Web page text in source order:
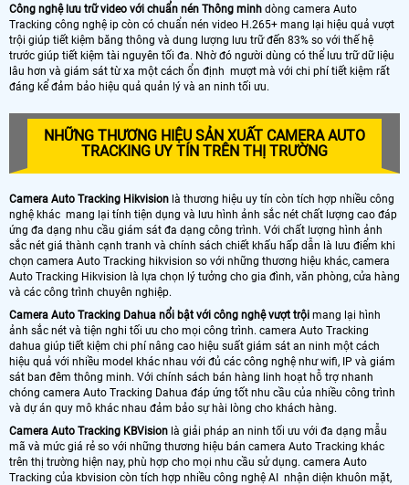
Công nghệ lưu trữ video với chuẩn nén Thông minh dòng camera Auto
Tracking công nghệ ip còn có chuẩn nén video H.265+ mang lại hiệu quả vượt
trội giúp tiết kiệm băng thông và dung lượng lưu trữ đến 83% so với thế hệ
trước giúp tiết kiệm tài nguyên tối đa. Nhờ đó người dùng có thể lưu trữ dữ liệu
lâu hơn và giám sát từ xa một cách ổn định mượt mà với chi phí tiết kiệm rất
đáng kể đảm bảo hiệu quả quản lý và an ninh tối ưu.
NHỮNG THƯƠNG HIỆU SẢN XUẤT CAMERA AUTO
TRACKING UY TÍN TRÊN THỊ TRƯỜNG
Camera Auto Tracking Hikvision là thương hiệu uy tín còn tích hợp nhiều công
nghệ khác mang lại tính tiện dụng và lưu hình ảnh sắc nét chất lượng cao đáp
ứng đa dạng nhu cầu giám sát đa dạng công trình. Với chất lượng hình ảnh
sắc nét giá thành cạnh tranh và chính sách chiết khấu hấp dẫn là lưu điểm khi
chọn camera Auto Tracking hikvision so với những thương hiệu khác, camera
Auto Tracking Hikvision là lựa chọn lý tưởng cho gia đình, văn phòng, cửa hàng
và các công trình chuyên nghiệp.
Camera Auto Tracking Dahua nổi bật với công nghệ vượt trội mang lại hình
ảnh sắc nét và tiện nghi tối ưu cho mọi công trình. camera Auto Tracking
dahua giúp tiết kiệm chi phí nâng cao hiệu suất giám sát an ninh một cách
hiệu quả với nhiều model khác nhau với đủ các công nghệ như wifi, IP và giám
sát ban đêm thông minh. Với chính sách bán hàng linh hoạt hỗ trợ nhanh
chóng camera Auto Tracking Dahua đáp ứng tốt nhu cầu của nhiều công trình
và dự án quy mô khác nhau đảm bảo sự hài lòng cho khách hàng.
Camera Auto Tracking KBVision là giải pháp an ninh tối ưu với đa dạng mẫu
mã và mức giá rẻ so với những thương hiệu bán camera Auto Tracking khác
trên thị trường hiện nay, phù hợp cho mọi nhu cầu sử dụng. camera Auto
Tracking của kbvision còn tích hợp nhiều công nghệ AI nhận diện khuôn mặt,